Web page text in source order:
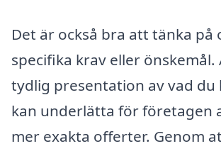
Det är också bra att tänka på
specifika krav eller
tydlig presentation av vad du
kan underlätta för företagen
mer exakta offerter. Genom